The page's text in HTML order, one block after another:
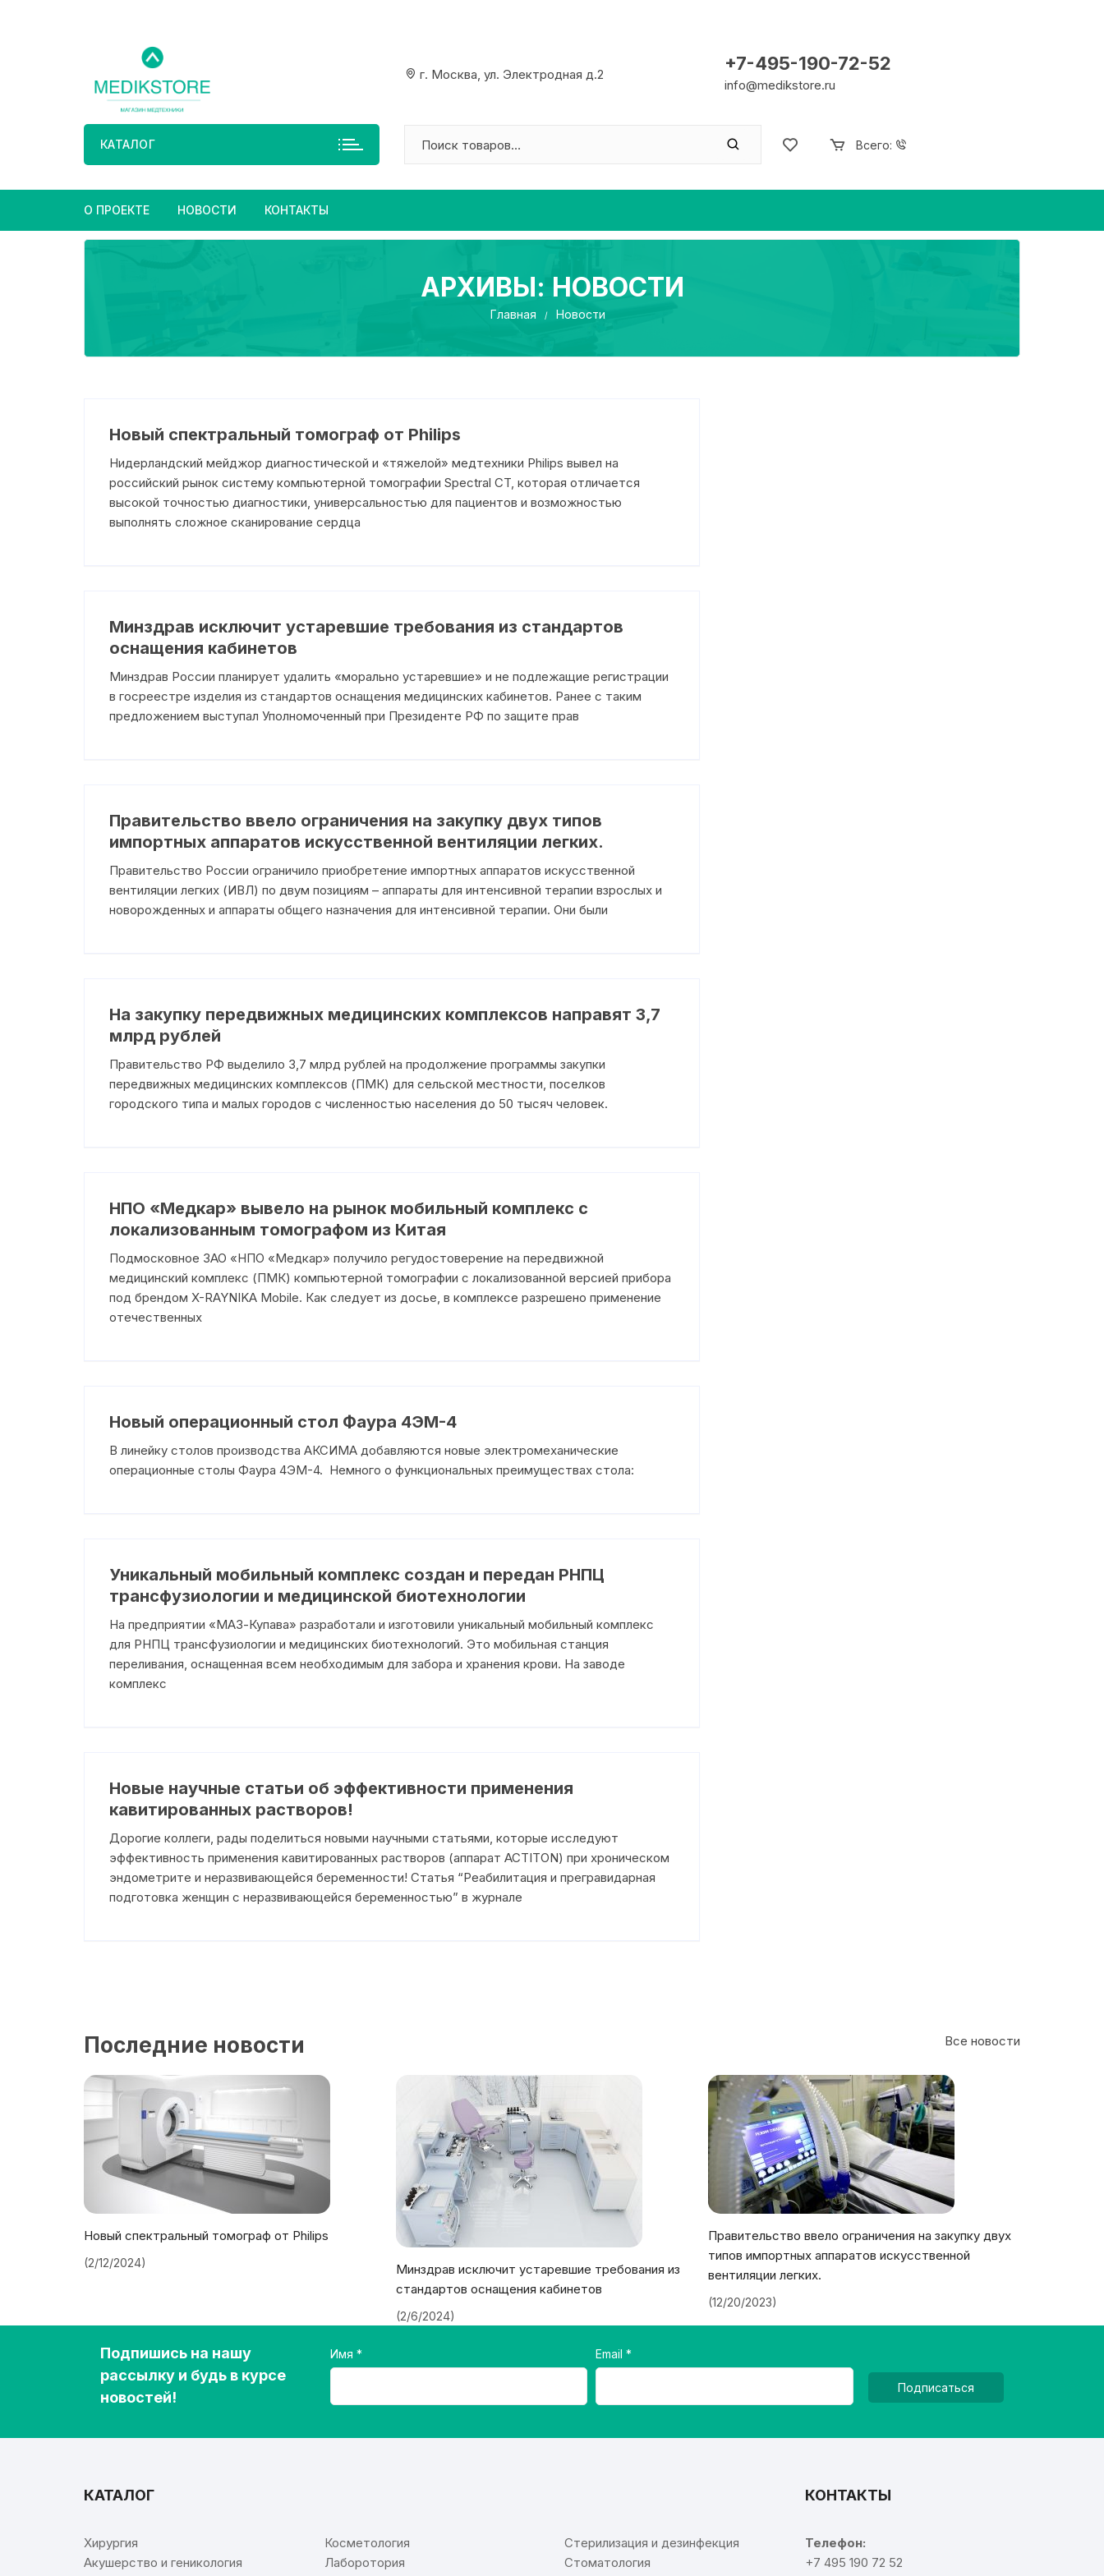
г. Москва, ул. Электродная д.2
+7-495-190-72-52
info@medikstore.ru
КАТАЛОГ Всего:
О ПРОЕКТЕ НОВОСТИ КОНТАКТЫ
АРХИВЫ: НОВОСТИ
Главная Новости
Новый спектральный томограф от Philips
Нидерландский мейджор диагностической и «тяжелой» медтехники Philips вывел на
российский рынок систему компьютерной томографии Spectral CT, которая отличается
высокой точностью диагностики, универсальностью для пациентов и возможностью
выполнять сложное сканирование сердца
Минздрав исключит устаревшие требования из стандартов
оснащения кабинетов
Минздрав России планирует удалить «морально устаревшие» и не подлежащие регистрации
в госреестре изделия из стандартов оснащения медицинских кабинетов. Ранее с таким
предложением выступал Уполномоченный при Президенте РФ по защите прав
Правительство ввело ограничения на закупку двух типов
импортных аппаратов искусственной вентиляции легких.
Правительство России ограничило приобретение импортных аппаратов искусственной
вентиляции легких (ИВЛ) по двум позициям – аппараты для интенсивной терапии взрослых и
новорожденных и аппараты общего назначения для интенсивной терапии. Они были
На закупку передвижных медицинских комплексов направят 3,7
млрд рублей
Правительство РФ выделило 3,7 млрд рублей на продолжение программы закупки
передвижных медицинских комплексов (ПМК) для сельской местности, поселков
городского типа и малых городов с численностью населения до 50 тысяч человек.
НПО «Медкар» вывело на рынок мобильный комплекс с
локализованным томографом из Китая
Подмосковное ЗАО «НПО «Медкар» получило регудостоверение на передвижной
медицинский комплекс (ПМК) компьютерной томографии с локализованной версией прибора
под брендом X-RAYNIKA Mobile. Как следует из досье, в комплексе разрешено применение
отечественных
Новый операционный стол Фаура 4ЭМ-4
В линейку столов производства АКСИМА добавляются новые электромеханические
операционные столы ​Фаура 4ЭМ-4. Немного о функциональных преимуществах стола:
Уникальный мобильный комплекс создан и передан РНПЦ
трансфузиологии и медицинской биотехнологии
На предприятии «МАЗ-Купава» разработали и изготовили уникальный мобильный комплекс
для РНПЦ трансфузиологии и медицинских биотехнологий. Это мобильная станция
переливания, оснащенная всем необходимым для забора и хранения крови. На заводе
комплекс
Новые научные статьи об эффективности применения
кавитированных растворов!
Дорогие коллеги, рады поделиться новыми научными статьями, которые исследуют
эффективность применения кавитированных растворов (аппарат ACTITON) при хроническом
эндометрите и неразвивающейся беременности! Статья “Реабилитация и прегравидарная
подготовка женщин с неразвивающейся беременностью” в журнале
Все новости
Последние новости
Новый спектральный томограф от Philips
(2/12/2024)
Минздрав исключит устаревшие требования из
стандартов оснащения кабинетов
(2/6/2024)
Правительство ввело ограничения на закупку двух
типов импортных аппаратов искусственной
вентиляции легких.
(12/20/2023)
Подпишись на нашу
рассылку и будь в курсе
новостей!
Имя Email
Подписаться
КАТАЛОГ
Хирургия
Акушерство и геникология
Косметология
Лаборотория
Стерилизация и дезинфекция
Стоматология
КОНТАКТЫ
Телефон:
+7 495 190 72 52